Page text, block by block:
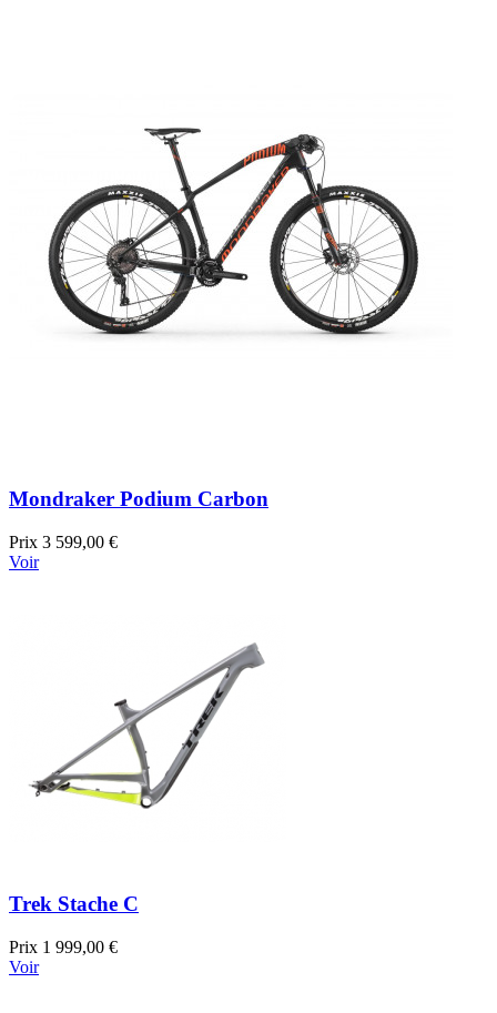
Mondraker Podium Carbon
Prix 3 599,00 €
Voir
Trek Stache C
Prix 1 999,00 €
Voir